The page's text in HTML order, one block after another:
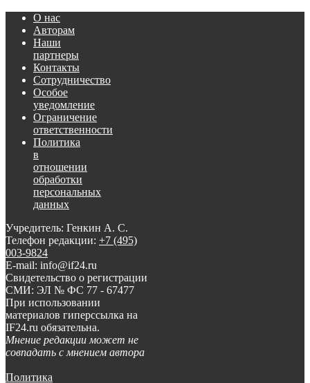
О нас
Авторам
Наши
партнеры
Контакты
Сотрудничество
Особое
уведомление
Ограничение
ответственности
Политика
в
отношении
обработки
персональных
данных
Учредитель: Генкин А. С.
Телефон редакции: +7 (495)
003-9824
E-mail: info@if24.ru
Свидетельство о регистрации
СМИ: ЭЛ № ФС 77 - 67477
При использовании
материалов гиперссылка на
IF24.ru обязательна.
Мнение редакции может не
совпадать с мнением автора
Политика